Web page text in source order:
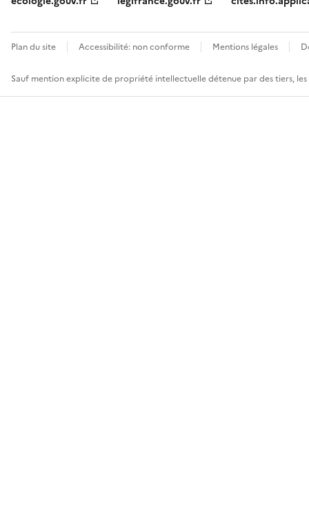
Plan du site Accessibilité: non conforme Mentions légales
Sauf mention explicite de propriété intellectuelle détenue par des tiers,